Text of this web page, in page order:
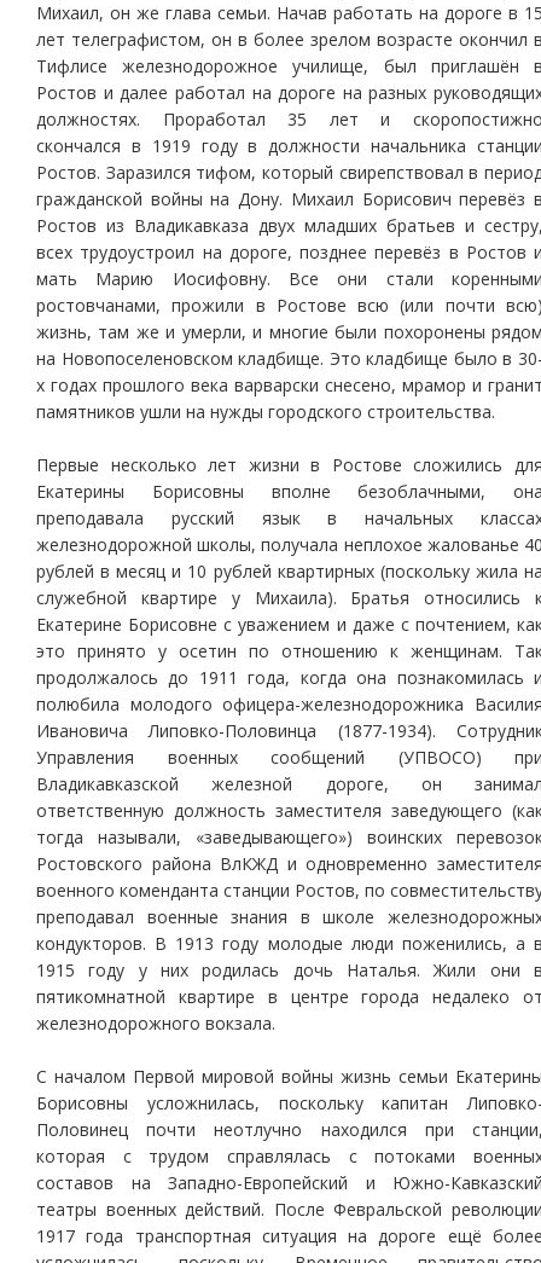
Михаил, он же глава семьи. Начав работать на дороге в
лет телеграфистом, он в более зрелом возрасте окончил
Тифлисе железнодорожное училище, был приглашён
Ростов и далее работал на дороге на разных
должностях. Проработал 35 лет и
скончался в 1919 году в должности начальника
Ростов. Заразился тифом, который свирепствовал в
гражданской войны на Дону. Михаил Борисович перевёз
Ростов из Владикавказа двух младших братьев и
всех трудоустроил на дороге, позднее перевёз в Ростов
мать Марию Иосифовну. Все они стали
ростовчанами, прожили в Ростове всю (или почти
жизнь, там же и умерли, и многие были похоронены
на Новопоселеновском кладбище. Это кладбище было в
х годах прошлого века варварски снесено, мрамор и
памятников ушли на нужды городского строительства.
Первые несколько лет жизни в Ростове сложились
Екатерины Борисовны вполне безоблачными,
преподавала русский язык в начальных
железнодорожной школы, получала неплохое жалованье
рублей в месяц и 10 рублей квартирных (поскольку жила
служебной квартире у Михаила). Братья относились
Екатерине Борисовне с уважением и даже с почтением,
это принято у осетин по отношению к женщинам.
продолжалось до 1911 года, когда она познакомилась
полюбила молодого офицера-железнодорожника
Ивановича Липовко-Половинца (1877-1934).
Управления военных сообщений (УПВОСО)
Владикавказской железной дороге, он
ответственную должность заместителя заведующего
тогда называли, «заведывающего») воинских
Ростовского района ВлКЖД и одновременно
военного коменданта станции Ростов, по
преподавал военные знания в школе
кондукторов. В 1913 году молодые люди поженились, а
1915 году у них родилась дочь Наталья. Жили они
пятикомнатной квартире в центре города недалеко
железнодорожного вокзала.
С началом Первой мировой войны жизнь семьи
Борисовны усложнилась, поскольку капитан
Половинец почти неотлучно находился при
которая с трудом справлялась с потоками
составов на Западно-Европейский и Южно-
театры военных действий. После Февральской
1917 года транспортная ситуация на дороге ещё